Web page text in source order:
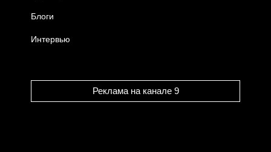
Блоги
Интервью
Реклама на канале 9